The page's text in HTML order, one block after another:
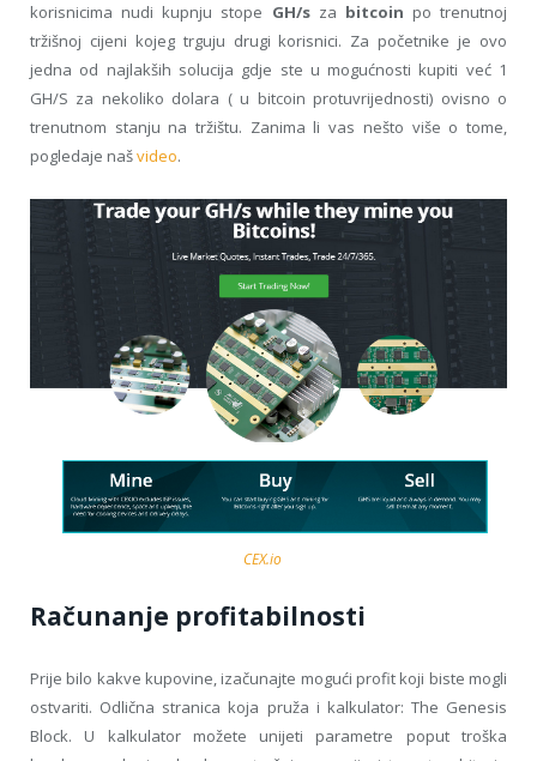
korisnicima nudi kupnju stope GH/sza bitcoin po trenutnoj
tržišnoj cijeni kojeg trguju drugi korisnici. Za početnike je ovo
jedna od najlakših solucija gdje ste u mogućnosti kupiti već 1
GH/S za nekoliko dolara ( u bitcoin protuvrijednosti) ovisno o
trenutnom stanju na tržištu. Zanima li vas nešto više o tome,
pogledaje našvideo.
CEX.io
Računanje profitabilnosti
Prije bilo kakve kupovine, izačunajte mogući profit koji biste mogli
ostvariti. Odlična stranica koja pruža i kalkulator: The Genesis
Block. U kalkulator možete unijeti parametre poput troška